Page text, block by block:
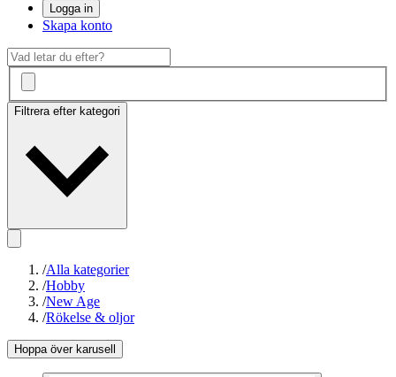
Logga in
Skapa konto
Filtrera efter kategori
/Alla kategorier
/Hobby
/New Age
/Rökelse & oljor
Hoppa över karusell